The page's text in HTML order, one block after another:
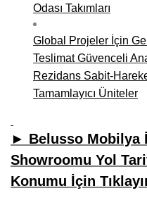
Odası Takımları
Global Projeler İçin
Teslimat Güvenceli
Rezidans Sabit-
Tamamlayıcı Üniteler
► Belusso Mobilya
Showroomu Yol
Konumu İçin